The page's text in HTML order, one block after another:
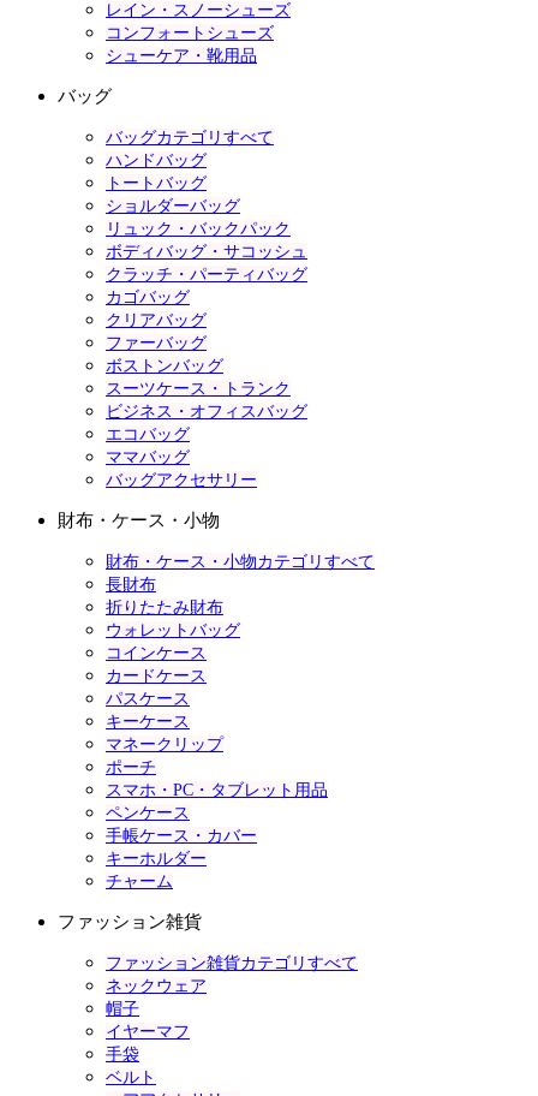
レイン・スノーシューズ
コンフォートシューズ
シューケア・靴用品
バッグ
バッグカテゴリすべて
ハンドバッグ
トートバッグ
ショルダーバッグ
リュック・バックパック
ボディバッグ・サコッシュ
クラッチ・パーティバッグ
カゴバッグ
クリアバッグ
ファーバッグ
ボストンバッグ
スーツケース・トランク
ビジネス・オフィスバッグ
エコバッグ
ママバッグ
バッグアクセサリー
財布・ケース・小物
財布・ケース・小物カテゴリすべて
長財布
折りたたみ財布
ウォレットバッグ
コインケース
カードケース
パスケース
キーケース
マネークリップ
ポーチ
スマホ・PC・タブレット用品
ペンケース
手帳ケース・カバー
キーホルダー
チャーム
ファッション雑貨
ファッション雑貨カテゴリすべて
ネックウェア
帽子
イヤーマフ
手袋
ベルト